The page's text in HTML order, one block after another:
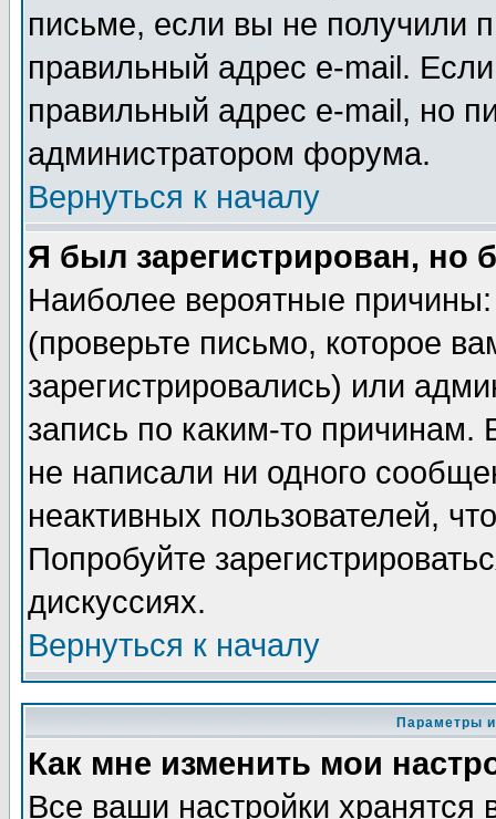
письме, если вы не получили
правильный адрес e-mail.
правильный адрес e-mail, но
администратором форума.
Вернуться к началу
Я был зарегистрирован, но
Наиболее вероятные
(проверьте письмо, которое
зарегистрировались) или
запись по каким-то
не написали ни одного
неактивных пользователей,
Попробуйте
дискуссиях.
Вернуться к началу
Параметры
Как мне изменить мои
Все ваши настройки